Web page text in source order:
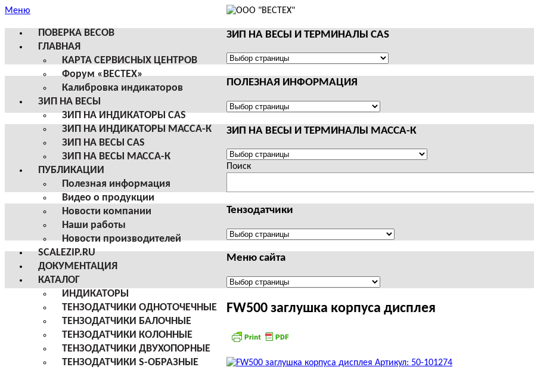
Меню
ПОВЕРКА ВЕСОВ
ГЛАВНАЯ
КАРТА СЕРВИСНЫХ ЦЕНТРОВ
Форум «ВЕСТЕХ»
Калибровка индикаторов
ЗИП НА ВЕСЫ
ЗИП НА ИНДИКАТОРЫ CAS
ЗИП НА ИНДИКАТОРЫ МАССА-К
ЗИП НА ВЕСЫ CAS
ЗИП НА ВЕСЫ МАССА-К
ПУБЛИКАЦИИ
Полезная информация
Видео о продукции
Новости компании
Наши работы
Новости производителей
SCALEZIP.RU
ДОКУМЕНТАЦИЯ
КАТАЛОГ
ИНДИКАТОРЫ
ТЕНЗОДАТЧИКИ ОДНОТОЧЕЧНЫЕ
ТЕНЗОДАТЧИКИ БАЛОЧНЫЕ
ТЕНЗОДАТЧИКИ КОЛОННЫЕ
ТЕНЗОДАТЧИКИ ДВУХОПОРНЫЕ
ТЕНЗОДАТЧИКИ S-ОБРАЗНЫЕ
ЗИП НА ВЕСЫ И ТЕРМИНАЛЫ CAS
ЗИП
ВЕСЫ
ТЕРМИНАЛЫ
ПОЛЕЗНАЯ ИНФОРМАЦИЯ
ПОЛЕЗНАЯ
ЗИП НА ВЕСЫ И ТЕРМИНАЛЫ МАССА-К
ЗИП
НА
И
ТЕРМИНАЛЫ
МАССА-
Поиск
Тензодатчики
Тензодатчики
Меню сайта
Меню
FW500 заглушка корпуса дисплея